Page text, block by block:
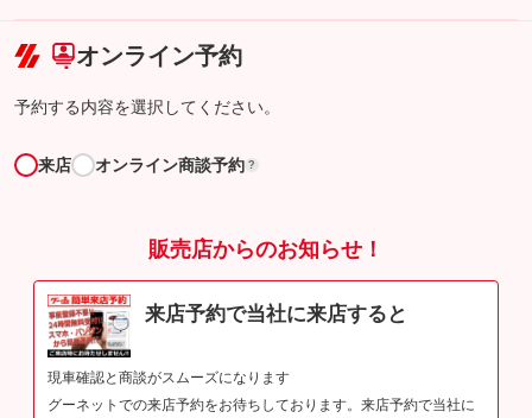
こちら
オンライン予約
予約する内容を選択してください。
来店 オンライン商談予約 ?
販売店からのお知らせ！
来店予約で当社に来店すると
現車確認と商談がスムーズになります
グーネットでの来店予約をお待ちしております。来店予約で当社に